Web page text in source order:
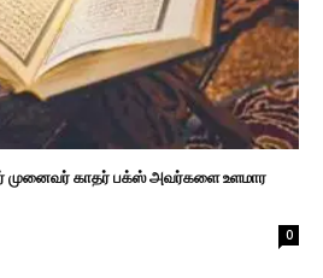
காதர் பக்ஸ் அவர்களை உளமார
0